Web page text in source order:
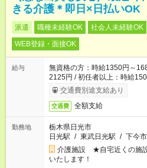
きる介護＊即日×日払いOK
派遣 職種未経験OK 社会人未経験OK
WEB登録・面接OK
給与
無資格の方：時給1350円～
2125円 / 初任者以上：時給
日収例：1万800円（時給1350
交通費別途支給あり
交通費 全額支給
勤務地
栃木県日光市
日光駅 / 東武日光駅 / 下今
介護施設 ★自宅近くの施
いたします！